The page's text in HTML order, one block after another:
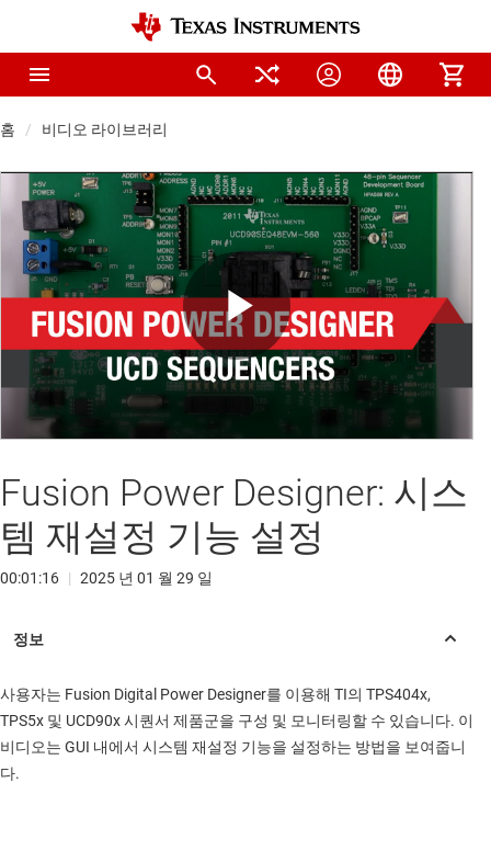
홈 비디오 라이브러리
Play
Video
Fusion Power Designer: 시스
템 재설정 기능 설정
00:01:16 | 2025 년 01 월 29 일
사용자는 Fusion Digital Power Designer를 이용해 TI의 TPS404x,
TPS5x 및 UCD90x 시퀀서 제품군을 구성 및 모니터링할 수 있습니다. 이
비디오는 GUI 내에서 시스템 재설정 기능을 설정하는 방법을 보여줍니
다.